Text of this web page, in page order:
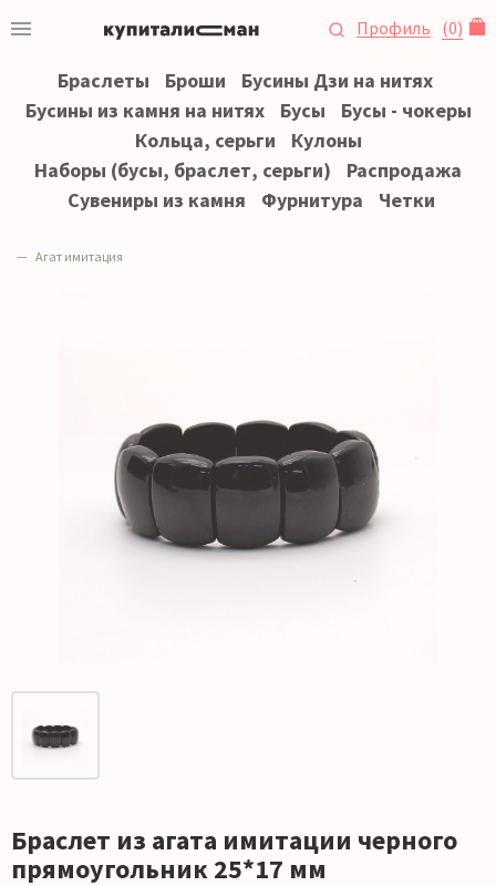
Профиль (0)
Браслеты Броши
Бусины Дзи на нитях
Бусины из камня на нитях
Бусы
Бусы - чокеры
Кольца, серьги
Кулоны
Наборы (бусы, браслет, серьги)
Распродажа
Сувениры из камня
Фурнитура Четки
Агат имитация
Браслет из агата имитации черного
прямоугольник 25*17 мм